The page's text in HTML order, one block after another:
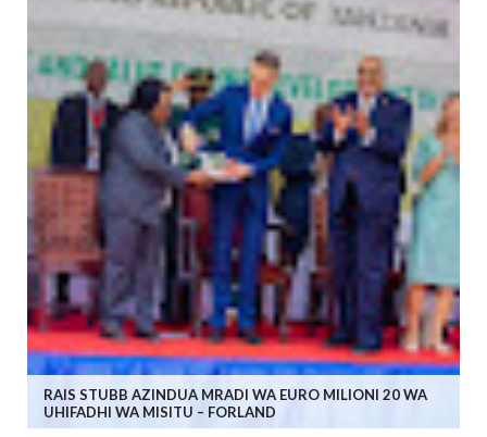
RAIS STUBB AZINDUA MRADI WA EURO MILIONI 20 WA
UHIFADHI WA MISITU – FORLAND